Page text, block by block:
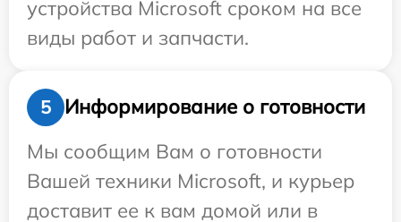
устройства Microsoft сроком на все
виды работ и запчасти.
5
Информирование о готовности
Мы сообщим Вам о готовности
Вашей техники Microsoft, и курьер
доставит ее к вам домой или в